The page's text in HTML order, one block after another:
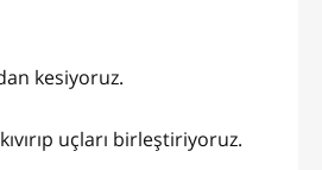
kesiyoruz.
uçları birleştiriyoruz.